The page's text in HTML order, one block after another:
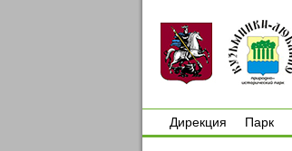
Дирекция
Парк